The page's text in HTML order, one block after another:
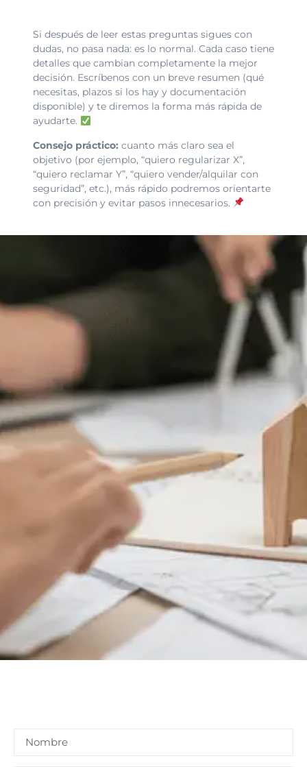
Si después de leer estas preguntas sigues con
dudas, no pasa nada: es lo normal. Cada caso tiene
detalles que cambian completamente la mejor
decisión. Escríbenos con un breve resumen (qué
necesitas, plazos si los hay y documentación
disponible) y te diremos la forma más rápida de
ayudarte.
Consejo práctico: cuanto más claro sea el
objetivo (por ejemplo, “quiero regularizar X”,
“quiero reclamar Y”, “quiero vender/alquilar con
seguridad”, etc.), más rápido podremos orientarte
con precisión y evitar pasos innecesarios.